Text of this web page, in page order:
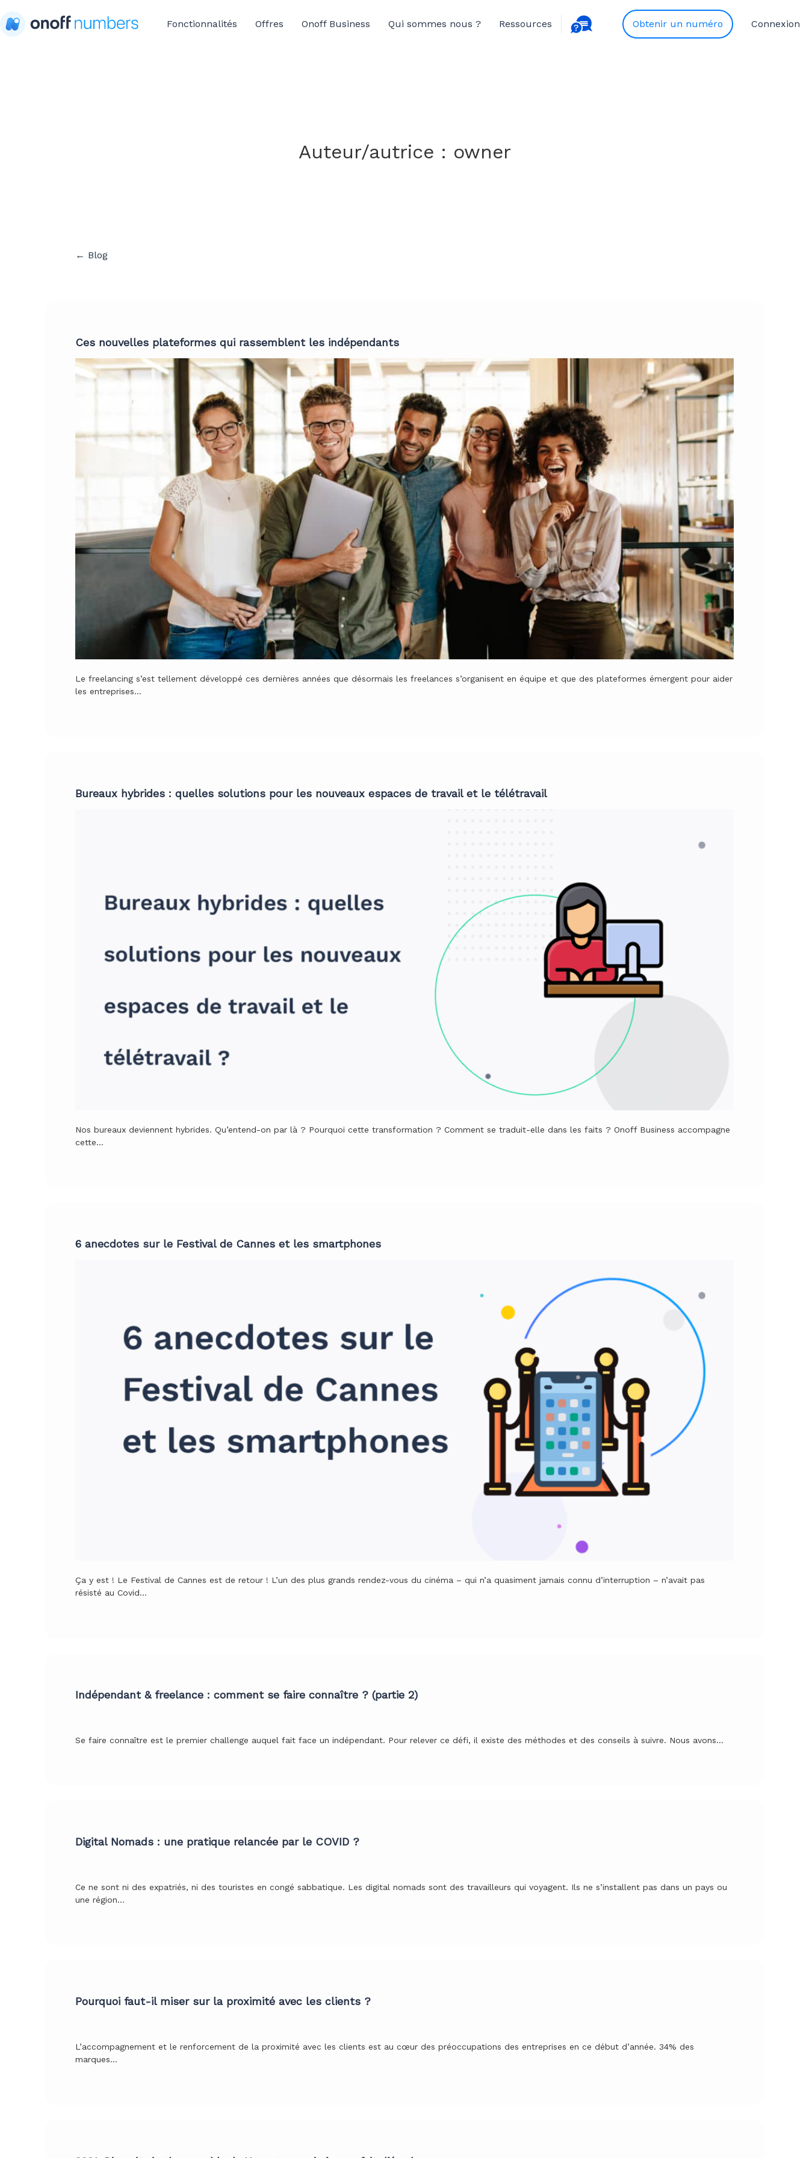
Fonctionnalités Offres Onoff Business Qui sommes nous ? Ressources Obtenir un numéro Connexion
Auteur/autrice : owner
← Blog
Ces nouvelles plateformes qui rassemblent les indépendants
Le freelancing s’est tellement développé ces dernières années que désormais les freelances s’organisent en équipe et que des plateformes émergent pour aider
les entreprises…
Bureaux hybrides : quelles solutions pour les nouveaux espaces de travail et le télétravail
Nos bureaux deviennent hybrides. Qu’entend-on par là ? Pourquoi cette transformation ? Comment se traduit-elle dans les faits ? Onoff Business accompagne
cette…
6 anecdotes sur le Festival de Cannes et les smartphones
Ça y est ! Le Festival de Cannes est de retour ! L’un des plus grands rendez-vous du cinéma – qui n’a quasiment jamais connu d’interruption – n’avait pas
résisté au Covid…
Indépendant & freelance : comment se faire connaître ? (partie 2)
Se faire connaître est le premier challenge auquel fait face un indépendant. Pour relever ce défi, il existe des méthodes et des conseils à suivre. Nous avons…
Digital Nomads : une pratique relancée par le COVID ?
Ce ne sont ni des expatriés, ni des touristes en congé sabbatique. Les digital nomads sont des travailleurs qui voyagent. Ils ne s’installent pas dans un pays ou
une région…
Pourquoi faut-il miser sur la proximité avec les clients ?
L’accompagnement et le renforcement de la proximité avec les clients est au cœur des préoccupations des entreprises en ce début d’année. 34% des
marques…